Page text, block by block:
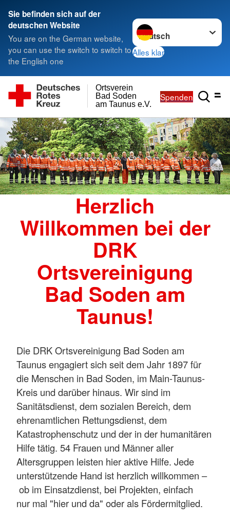
Sie befinden sich auf der
deutschen Website
You are on the German website,
you can use the switch to switch to
the English one
Sprache wechseln zu
Alles klar
am Taunus e.V.
Bad Soden
Ortsverein
Spenden
Herzlich
Willkommen bei der
DRK
Ortsvereinigung
Bad Soden am
Taunus!
Die DRK Ortsvereinigung Bad Soden am
Taunus engagiert sich seit dem Jahr 1897 für
die Menschen in Bad Soden, im Main-Taunus-
Kreis und darüber hinaus. Wir sind im
Sanitätsdienst, dem sozialen Bereich, dem
ehrenamtlichen Rettungsdienst, dem
Katastrophenschutz und der in der humanitären
Hilfe tätig. 54 Frauen und Männer aller
Altersgruppen leisten hier aktive Hilfe. Jede
unterstützende Hand ist herzlich willkommen –
ob im Einsatzdienst, bei Projekten, einfach
nur mal "hier und da" oder als Fördermitglied.